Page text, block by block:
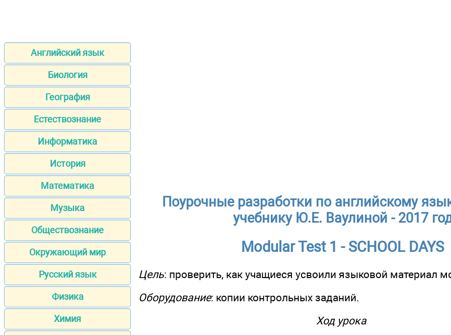
Английский язык
Биология
География
Естествознание
Информатика
История
Математика
Музыка
Обществознание
Окружающий мир
Русский язык
Физика
Химия
Поурочные разработки по английскому
учебнику Ю.Е. Ваулиной - 2017
Modular Test 1 - SCHOOL DAYS
Цель: проверить, как учащиеся усвоили языковой материал
Оборудование: копии контрольных заданий.
Ход урока